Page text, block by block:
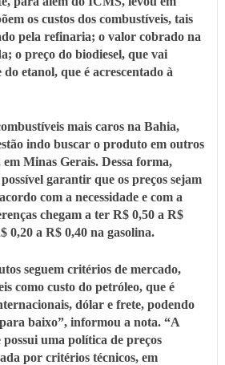
os custos dos combustíveis, tais
pela refinaria; o valor cobrado na
o preço do biodiesel, que vai
etanol, que é acrescentado à
mais caros na Bahia,
indo buscar o produto em outros
Minas Gerais. Dessa forma,
garantir que os preços sejam
com a necessidade e com a
chegam a ter R$ 0,50 a R$
0,20 a R$ 0,40 na gasolina.
seguem critérios de mercado,
como custo do petróleo, que é
dólar e frete, podendo
baixo”, informou a nota. “A
possui uma política de preços
por critérios técnicos, em